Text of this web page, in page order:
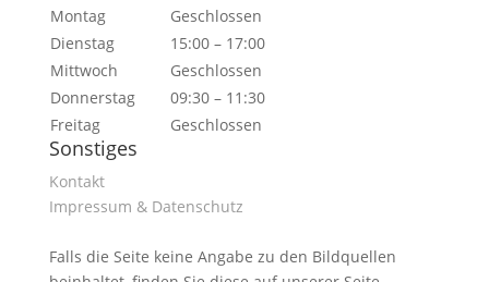
Montag
Geschlossen
Dienstag
15:00 – 17:00
Mittwoch
Geschlossen
Donnerstag
09:30 – 11:30
Freitag
Geschlossen
Sonstiges
Kontakt
Impressum & Datenschutz
Falls die Seite keine Angabe zu den Bildquellen